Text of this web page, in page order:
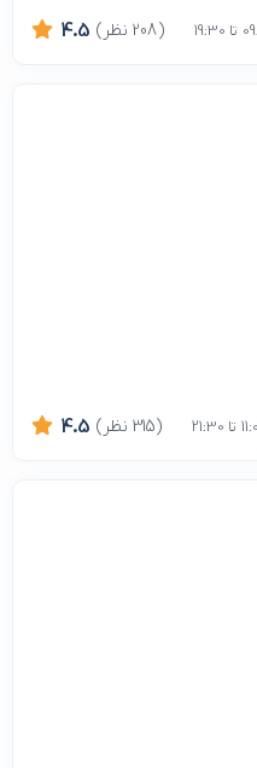
4.5 (208 نظر)
4.5 (315 نظر)